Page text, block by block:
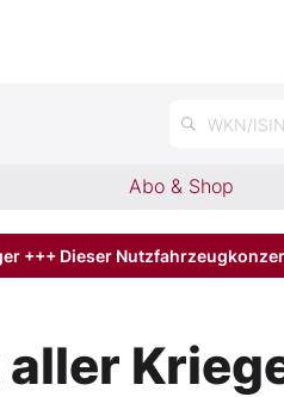
WKN/
Abo & Shop
+++ Dieser